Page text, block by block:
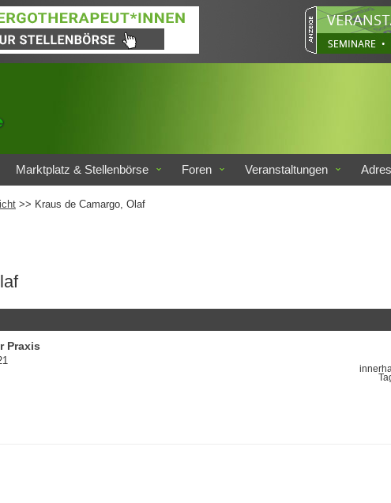
Marktplatz & Stellenbörse Foren Veranstaltungen
>> Kraus de Camargo, Olaf
Praxis